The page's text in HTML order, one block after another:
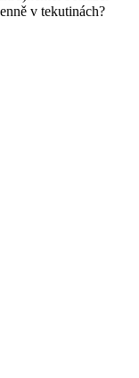
v tekutinách?